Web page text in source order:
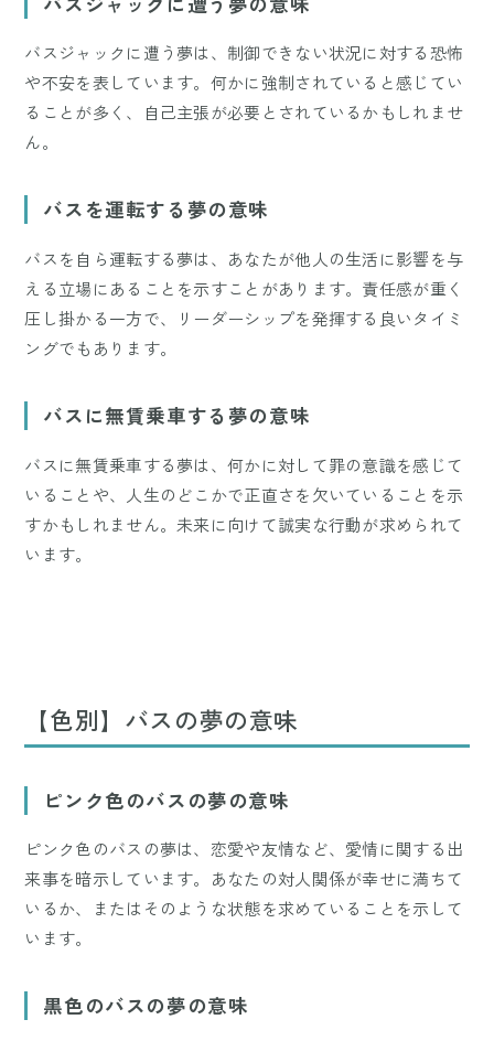
バスジャックに遭う夢は、制御できない状況に対する恐怖
や不安を表しています。何かに強制されていると感じてい
ることが多く、自己主張が必要とされているかもしれませ
ん。
バスを運転する夢の意味
バスを自ら運転する夢は、あなたが他人の生活に影響を与
える立場にあることを示すことがあります。責任感が重く
圧し掛かる一方で、リーダーシップを発揮する良いタイミ
ングでもあります。
バスに無賃乗車する夢の意味
バスに無賃乗車する夢は、何かに対して罪の意識を感じて
いることや、人生のどこかで正直さを欠いていることを示
すかもしれません。未来に向けて誠実な行動が求められて
います。
【色別】バスの夢の意味
ピンク色のバスの夢の意味
ピンク色のバスの夢は、恋愛や友情など、愛情に関する出
来事を暗示しています。あなたの対人関係が幸せに満ちて
いるか、またはそのような状態を求めていることを示して
います。
黒色のバスの夢の意味